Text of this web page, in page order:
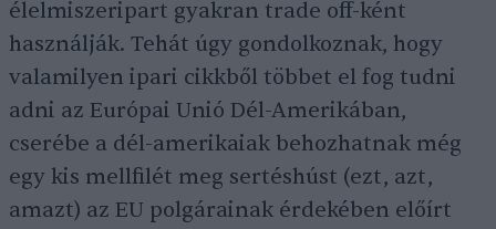
élelmiszeripart gyakran trade off-ként
használják. Tehát úgy gondolkoznak, hogy
valamilyen ipari cikkből többet el fog tudni
adni az Európai Unió Dél-Amerikában,
cserébe a dél-amerikaiak behozhatnak még
egy kis mellfilét meg sertéshúst (ezt, azt,
amazt) az EU polgárainak érdekében előírt